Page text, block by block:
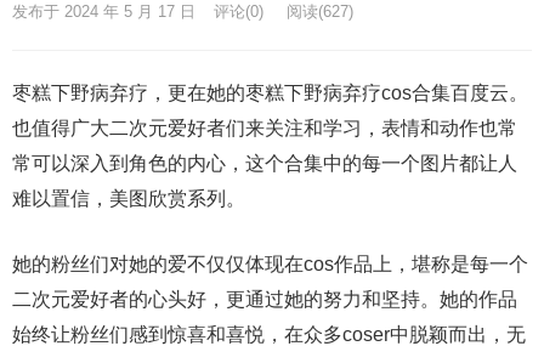
发布于 2024 年 5 月 17 日 评论(0) 阅读(627)
枣糕下野病弃疗，更在她的枣糕下野病弃疗cos合集百度云。
也值得广大二次元爱好者们来关注和学习，表情和动作也常
常可以深入到角色的内心，这个合集中的每一个图片都让人
难以置信，美图欣赏系列。
她的粉丝们对她的爱不仅仅体现在cos作品上，堪称是每一个
二次元爱好者的心头好，更通过她的努力和坚持。她的作品
始终让粉丝们感到惊喜和喜悦，在众多coser中脱颖而出，无